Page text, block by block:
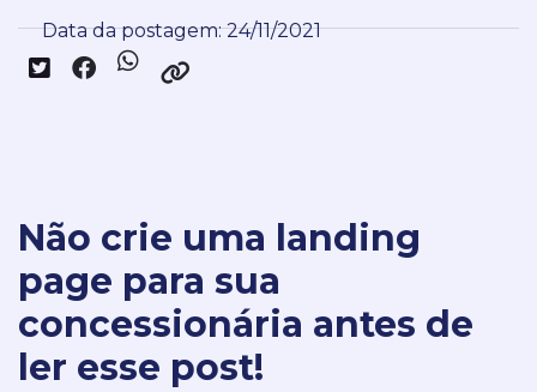
Data da postagem: 24/11/2021
Não crie uma landing
page para sua
concessionária antes de
ler esse post!